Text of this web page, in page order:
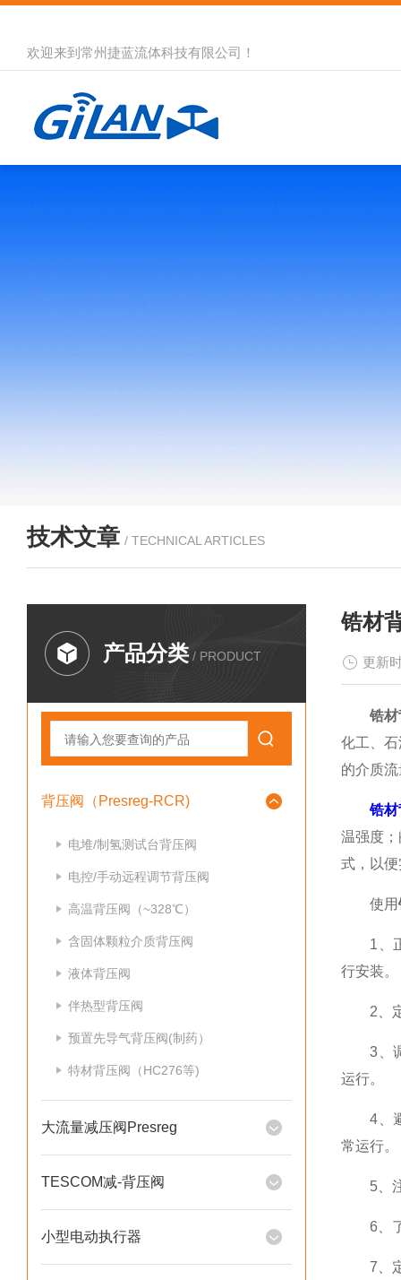
欢迎来到 常州捷蓝流体科技有限公司 ！
技术文章 / TECHNICAL ARTICLES
产品分类 / PRODUCT
背压阀（Presreg-RCR)
电堆/制氢测试台背压阀
电控/手动远程调节背压阀
高温背压阀（~328℃）
含固体颗粒介质背压阀
液体背压阀
伴热型背压阀
预置先导气背压阀(制药）
特材背压阀（HC276等)
大流量减压阀Presreg
TESCOM减-背压阀
小型电动执行器
锆材
更新
锆
化工、
的介质
锆
温强度
式，以
使用
1、正
行安装。
2、定
3、调
运行。
4、避
常运行。
5、注
6、了
7、定